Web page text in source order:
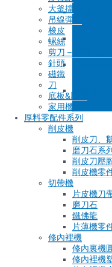
大釜擋
吊線彈簧
梭皮
螺絲
剪刀 – 剪刀（廚
針頭
磁鐵
刀
底板&壓框
家用機
厚料零配件系列
削皮機
削皮刀、
磨刀石系列
削皮刀壓
削皮機零
切帶機
片皮機刀
磨刀石
鐵佛龍
片薄機零
修內裡機
修內裏機
修內裡機